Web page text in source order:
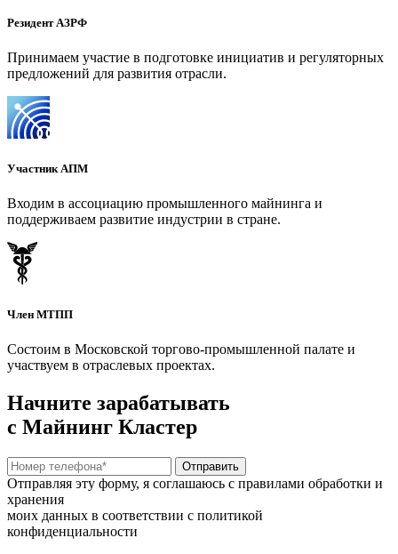
Резидент АЗРФ
Принимаем участие в подготовке инициатив и регуляторных
предложений для развития отрасли.
Участник АПМ
Входим в ассоциацию промышленного майнинга и
поддерживаем развитие индустрии в стране.
Член МТПП
Состоим в Московской торгово-промышленной палате и
участвуем в отраслевых проектах.
Начните зарабатывать
с Майнинг Кластер
Отправить
Отправляя эту форму, я соглашаюсь с правилами обработки и
хранения
моих данных в соответствии с политикой
конфиденциальности